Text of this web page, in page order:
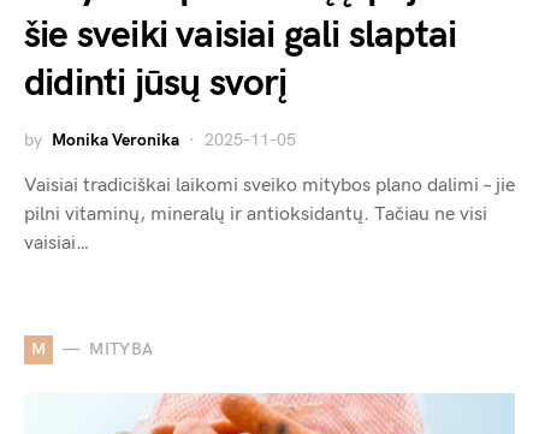
šie sveiki vaisiai gali slaptai
didinti jūsų svorį
by Monika Veronika 2025-11-05
Vaisiai tradiciškai laikomi sveiko mitybos plano dalimi – jie
pilni vitaminų, mineralų ir antioksidantų. Tačiau ne visi
vaisiai…
M MITYBA